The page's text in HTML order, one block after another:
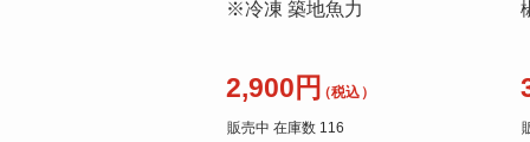
※冷凍 築地魚力
2,900円（税込）
販売中 在庫数 116